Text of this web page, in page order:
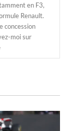
en F3,
Renault.
concession
moi sur